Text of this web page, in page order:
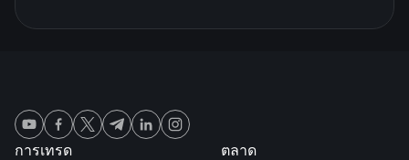
การเทรด ตลาด